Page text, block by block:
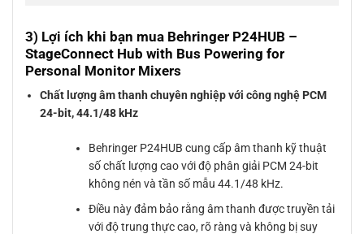
3) Lợi ích khi bạn mua Behringer P24HUB –
StageConnect Hub with Bus Powering for
Personal Monitor Mixers
Chất lượng âm thanh chuyên nghiệp với công nghệ PCM
24-bit, 44.1/48 kHz
Behringer P24HUB cung cấp âm thanh kỹ thuật
số chất lượng cao với độ phân giải PCM 24-bit
không nén và tần số mẫu 44.1/48 kHz.
Điều này đảm bảo rằng âm thanh được truyền tải
với độ trung thực cao, rõ ràng và không bị suy